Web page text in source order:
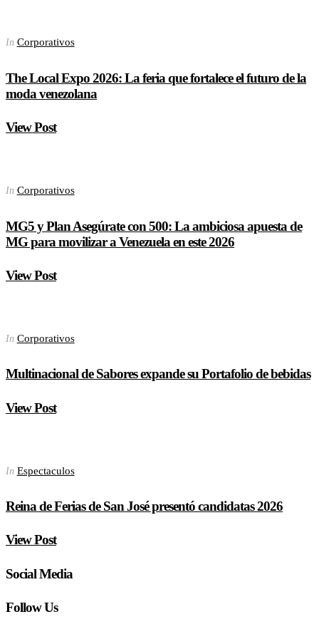
In Corporativos
The Local Expo 2026: La feria que fortalece el futuro de la
moda venezolana
View Post
In Corporativos
MG5 y Plan Asegúrate con 500: La ambiciosa apuesta de
MG para movilizar a Venezuela en este 2026
View Post
In Corporativos
Multinacional de Sabores expande su Portafolio de bebidas
View Post
In Espectaculos
Reina de Ferias de San José presentó candidatas 2026
View Post
Social Media
Follow Us